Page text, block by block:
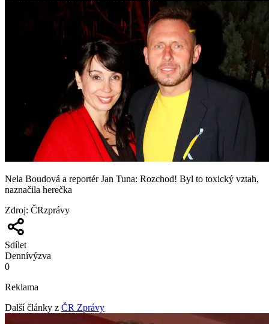
Nela Boudová a reportér Jan Tuna: Rozchod! Byl to toxický vztah,
naznačila herečka
Zdroj: ČRzprávy
Sdílet
Dennívýzva
0
Reklama
Další články z ČR Zprávy